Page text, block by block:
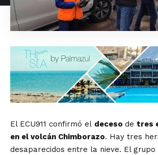
El ECU911 confirmó el deceso de tres
en el volcán Chimborazo. Hay tres
desaparecidos entre la nieve. El grupo